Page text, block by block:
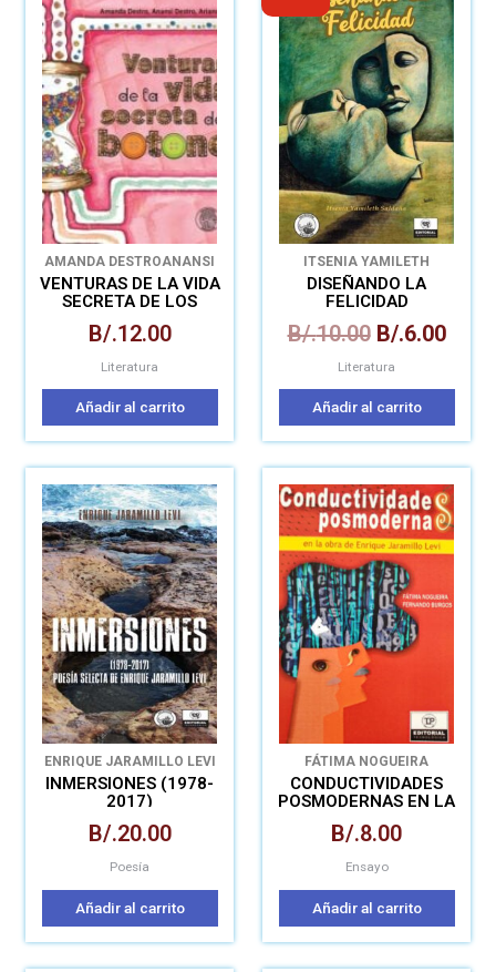
AMANDA DESTROANANSI
DESTROARIANNA DESTRO
VENTURAS DE LA VIDA
SECRETA DE LOS
B/.12.00
Literatura
Añadir al carrito
ITSENIA YAMILETH
SALDAÑA
DISEÑANDO LA
FELICIDAD
B/.10.00
precio
original
era:
B/.10.00.
B/.6.00
es:
B/
Literatura
Añadir al carrito
ENRIQUE JARAMILLO LEVI
INMERSIONES (1978-
2017)
B/.20.00
Poesía
Añadir al carrito
FÁTIMA NOGUEIRA
FERNANDO BURGO
CONDUCTIVIDADES
POSMODERNAS EN LA
JARAMILLO LEVI
B/.8.00
Ensayo
Añadir al carrito